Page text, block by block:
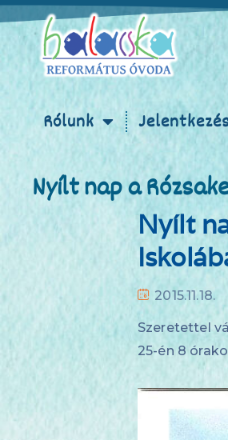
Rólunk
Nyílt nap a
Nyílt
2015.11.18.
Szeretettel
25-én 8